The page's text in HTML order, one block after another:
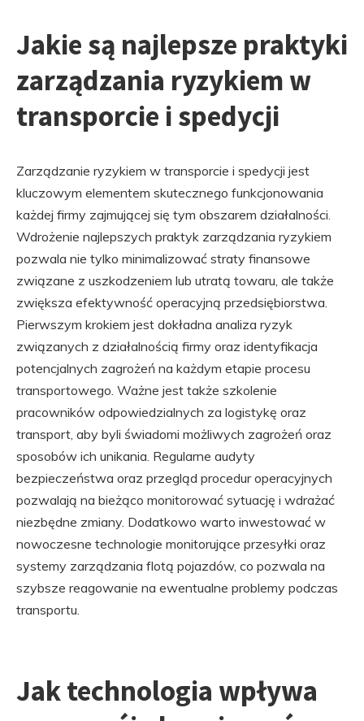
Jakie są najlepsze praktyki
zarządzania ryzykiem w
transporcie i spedycji
Zarządzanie ryzykiem w transporcie i spedycji jest
kluczowym elementem skutecznego funkcjonowania
każdej firmy zajmującej się tym obszarem działalności.
Wdrożenie najlepszych praktyk zarządzania ryzykiem
pozwala nie tylko minimalizować straty finansowe
związane z uszkodzeniem lub utratą towaru, ale także
zwiększa efektywność operacyjną przedsiębiorstwa.
Pierwszym krokiem jest dokładna analiza ryzyk
związanych z działalnością firmy oraz identyfikacja
potencjalnych zagrożeń na każdym etapie procesu
transportowego. Ważne jest także szkolenie
pracowników odpowiedzialnych za logistykę oraz
transport, aby byli świadomi możliwych zagrożeń oraz
sposobów ich unikania. Regularne audyty
bezpieczeństwa oraz przegląd procedur operacyjnych
pozwalają na bieżąco monitorować sytuację i wdrażać
niezbędne zmiany. Dodatkowo warto inwestować w
nowoczesne technologie monitorujące przesyłki oraz
systemy zarządzania flotą pojazdów, co pozwala na
szybsze reagowanie na ewentualne problemy podczas
transportu.
Jak technologia wpływa